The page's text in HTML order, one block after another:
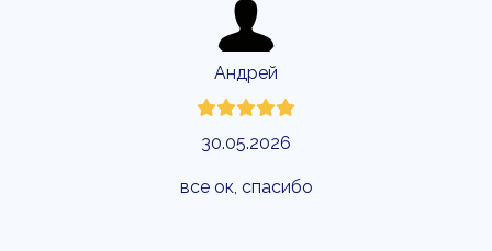
Андрей
30.05.2026
все ок, спасибо